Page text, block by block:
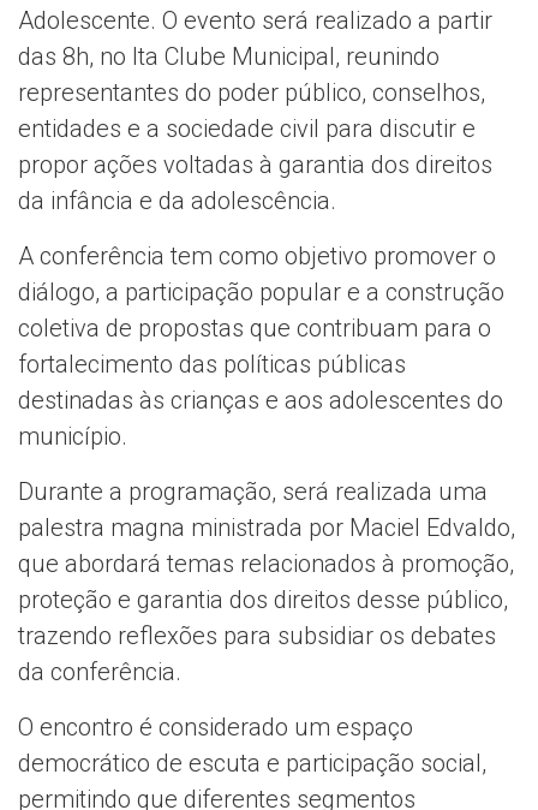
Adolescente. O evento será realizado a partir
das 8h, no Ita Clube Municipal, reunindo
representantes do poder público, conselhos,
entidades e a sociedade civil para discutir e
propor ações voltadas à garantia dos direitos
da infância e da adolescência.
A conferência tem como objetivo promover o
diálogo, a participação popular e a construção
coletiva de propostas que contribuam para o
fortalecimento das políticas públicas
destinadas às crianças e aos adolescentes do
município.
Durante a programação, será realizada uma
palestra magna ministrada por Maciel Edvaldo,
que abordará temas relacionados à promoção,
proteção e garantia dos direitos desse público,
trazendo reflexões para subsidiar os debates
da conferência.
O encontro é considerado um espaço
democrático de escuta e participação social,
permitindo que diferentes segmentos